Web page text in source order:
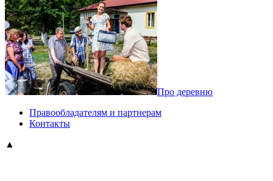
Про деревню
Правообладателям и партнерам
Контакты
▲